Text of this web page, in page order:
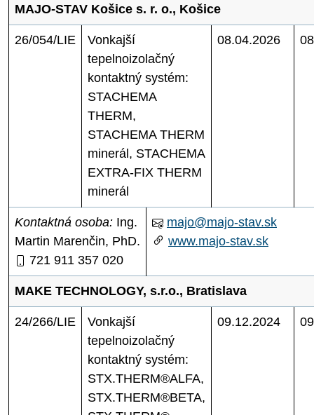
MAJO-STAV Košice s. r. o., Košice
26/054/LIE
Vonkajší
tepelnoizolačný
kontaktný systém:
STACHEMA
THERM,
STACHEMA THERM
minerál, STACHEMA
EXTRA-FIX THERM
minerál
08.04.2026
Kontaktná osoba: Ing.
Martin Marenčin, PhD.
721 911 357 020
majo@majo-stav.sk
www.majo-stav.sk
MAKE TECHNOLOGY, s.r.o., Bratislava
24/266/LIE
Vonkajší
tepelnoizolačný
kontaktný systém:
STX.THERM®ALFA,
STX.THERM®BETA,
09.12.2024